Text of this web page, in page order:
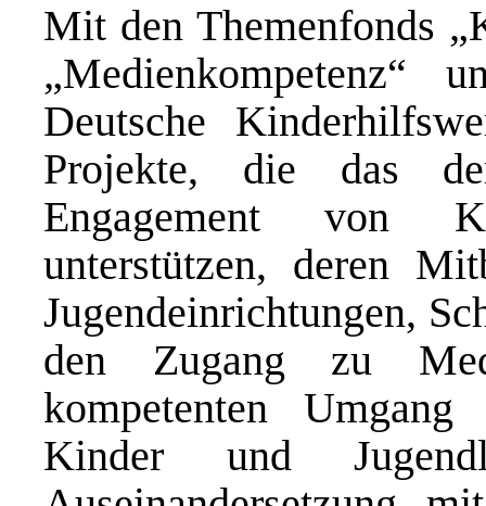
Mit den Themenfonds
„Medienkompetenz“
Deutsche
Projekte, die das
Engagement von
unterstützen, deren
Jugendeinrichtungen,
den Zugang zu
kompetenten
Kinder und